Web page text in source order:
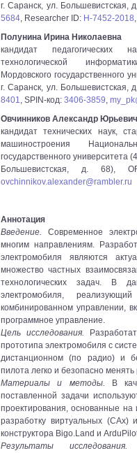
г. Саранск, ул. Большевистская,
5684, Researcher ID: H-7452-2018
Полунина Ирина Николаевна
кандидат педагогических
технологической
Мордовского государственного
г. Саранск, ул. Большевистская,
8401, SPIN-код: 3406-3859,
Овчинников Александр Юрьевич
кандидат технических наук,
машиностроения
государственного университета
Большевистская, д. 68),
ovchinnikov.alexander@rambler.ru
Аннотация
Введение. Современное
многим направлениям.
электромобиля являются
множество частных
технологических задач. В
электромобиля,
комбинированном управлении,
программное управление.
Цель исследования.
прототипа электромобиля с
дистанционном (по радио) и
пилота легко и безопасно
Материалы и методы. В
поставленной задачи
проектирования, основанные
разработку виртуальных
конструктора Bigo.Land и
Результаты исследования.